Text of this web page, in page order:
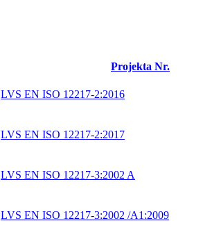
Projekta Nr.
LVS EN ISO 12217-2:2016
LVS EN ISO 12217-2:2017
LVS EN ISO 12217-3:2002 A
LVS EN ISO 12217-3:2002 /A1:2009